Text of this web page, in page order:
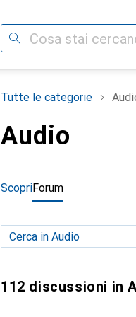
Cerca
Tutte le categorie
Audio
ScopriForum
112 discussioni in